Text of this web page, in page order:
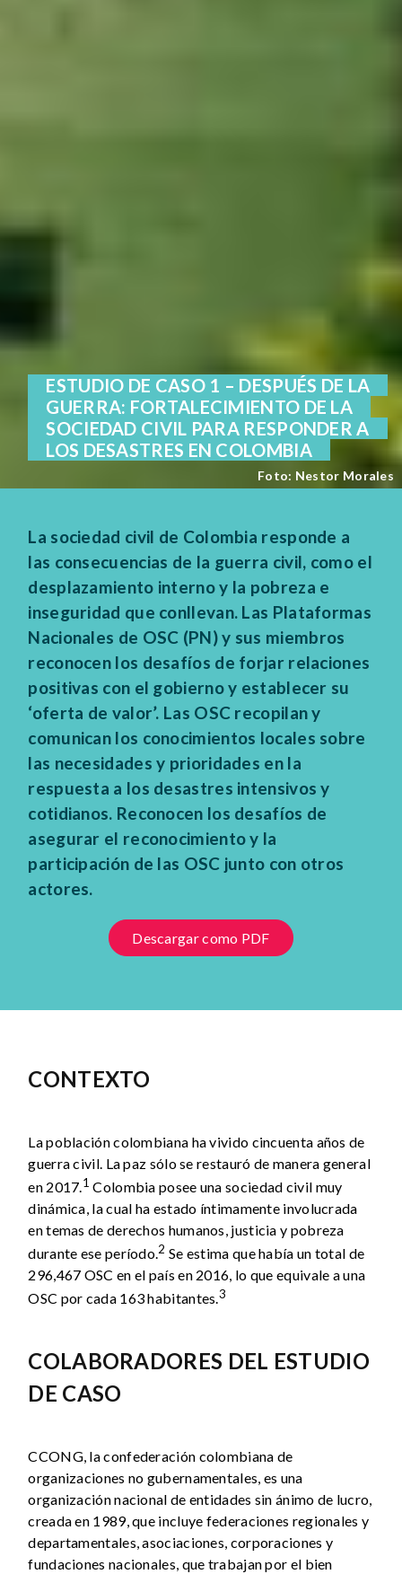
ESTUDIO DE CASO 1 – DESPUÉS DE LA
GUERRA: FORTALECIMIENTO DE LA
SOCIEDAD CIVIL PARA RESPONDER A
LOS DESASTRES EN COLOMBIA
Foto: Nestor Morales
La sociedad civil de Colombia responde a
las consecuencias de la guerra civil, como el
desplazamiento interno y la pobreza e
inseguridad que conllevan. Las Plataformas
Nacionales de OSC (PN) y sus miembros
reconocen los desafíos de forjar relaciones
positivas con el gobierno y establecer su
‘oferta de valor’. Las OSC recopilan y
comunican los conocimientos locales sobre
las necesidades y prioridades en la
respuesta a los desastres intensivos y
cotidianos. Reconocen los desafíos de
asegurar el reconocimiento y la
participación de las OSC junto con otros
actores.
Descargar como PDF
CONTEXTO
La población colombiana ha vivido cincuenta años de
guerra civil. La paz sólo se restauró de manera general
en 2017.1 Colombia posee una sociedad civil muy
dinámica, la cual ha estado íntimamente involucrada
en temas de derechos humanos, justicia y pobreza
durante ese período.2 Se estima que había un total de
296,467 OSC en el país en 2016, lo que equivale a una
OSC por cada 163 habitantes.3
COLABORADORES DEL ESTUDIO
DE CASO
CCONG, la confederación colombiana de
organizaciones no gubernamentales, es una
organización nacional de entidades sin ánimo de lucro,
creada en 1989, que incluye federaciones regionales y
departamentales, asociaciones, corporaciones y
fundaciones nacionales, que trabajan por el bien